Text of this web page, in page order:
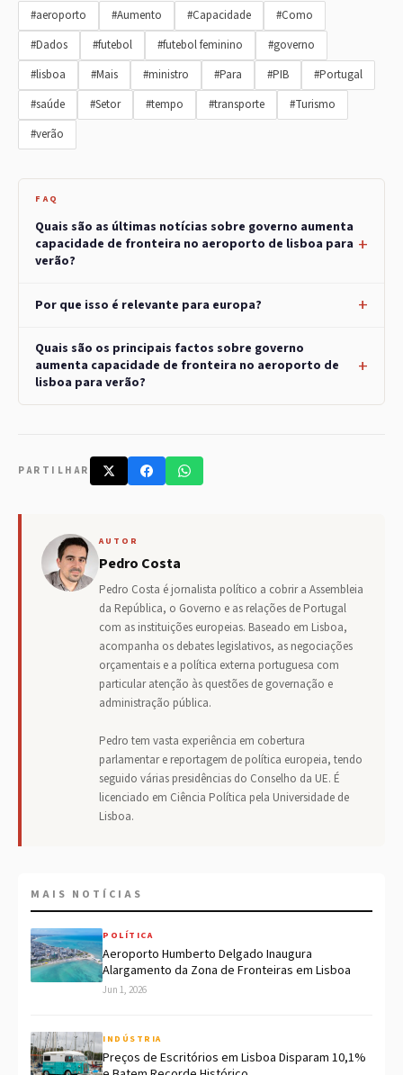
#aeroporto #Aumento #Capacidade
#Como
#Dados
#futebol #futebol feminino
#governo
#lisboa
#Mais #ministro #Para #PIB
#Portugal
#saúde
#Setor #tempo #transporte
#Turismo
#verão
FAQ
Quais são as últimas notícias sobre governo aumenta
capacidade de fronteira no aeroporto de lisboa para
verão?
Por que isso é relevante para europa?
Quais são os principais factos sobre governo
aumenta capacidade de fronteira no aeroporto de
lisboa para verão?
PARTILHAR
AUTOR
Pedro Costa
Pedro Costa é jornalista político a cobrir a Assembleia
da República, o Governo e as relações de Portugal
com as instituições europeias. Baseado em Lisboa,
acompanha os debates legislativos, as negociações
orçamentais e a política externa portuguesa com
particular atenção às questões de governação e
administração pública.
Pedro tem vasta experiência em cobertura
parlamentar e reportagem de política europeia, tendo
seguido várias presidências do Conselho da UE. É
licenciado em Ciência Política pela Universidade de
Lisboa.
MAIS NOTÍCIAS
POLÍTICA
Aeroporto Humberto Delgado Inaugura
Alargamento da Zona de Fronteiras em Lisboa
Jun 1, 2026
INDÚSTRIA
Preços de Escritórios em Lisboa Disparam 10,1%